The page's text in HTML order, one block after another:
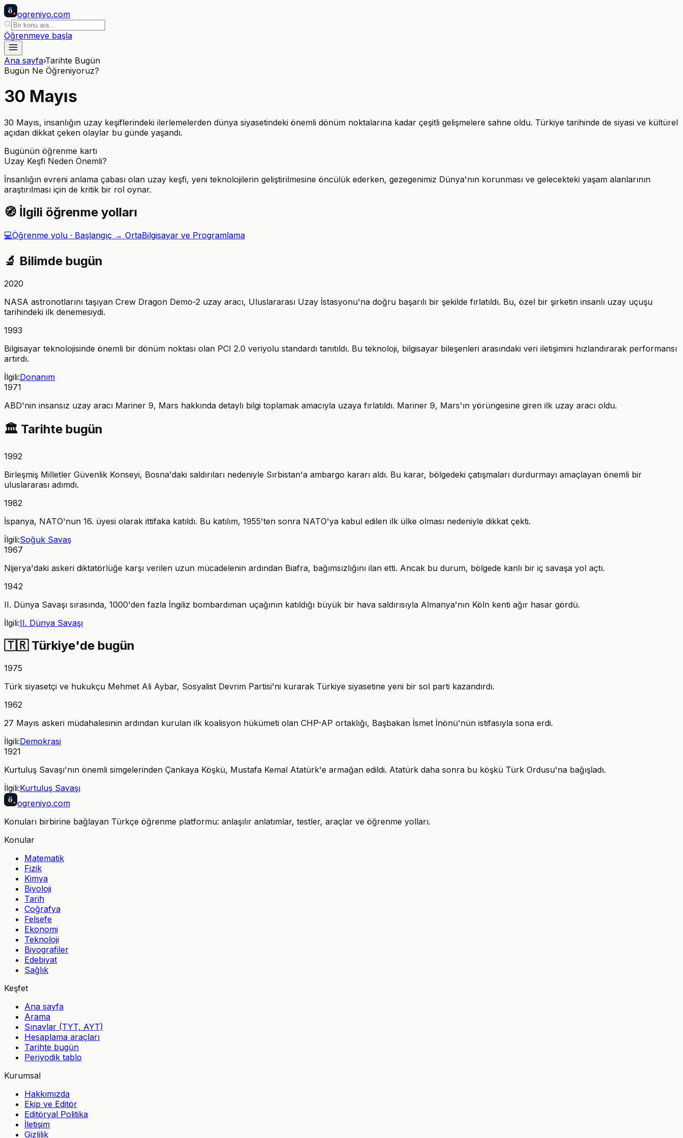
ö ogreniyo.com
Öğrenmeye başla
Ana sayfa›Tarihte Bugün
Bugün Ne Öğreniyoruz?
30 Mayıs
30 Mayıs, insanlığın uzay keşiflerindeki ilerlemelerden dünya siyasetindeki önemli dönüm noktalarına kadar çeşitli gelişmelere sahne oldu. Türkiye tarihinde de siyasi ve kültürel
açıdan dikkat çeken olaylar bu günde yaşandı.
Bugünün öğrenme kartı
Uzay Keşfi Neden Önemli?
İnsanlığın evreni anlama çabası olan uzay keşfi, yeni teknolojilerin geliştirilmesine öncülük ederken, gezegenimiz Dünya'nın korunması ve gelecekteki yaşam alanlarının
araştırılması için de kritik bir rol oynar.
🧭 İlgili öğrenme yolları
💻Öğrenme yolu · Başlangıç → OrtaBilgisayar ve Programlama
🔬 Bilimde bugün
2020
NASA astronotlarını taşıyan Crew Dragon Demo-2 uzay aracı, Uluslararası Uzay İstasyonu'na doğru başarılı bir şekilde fırlatıldı. Bu, özel bir şirketin insanlı uzay uçuşu
tarihindeki ilk denemesiydi.
1993
Bilgisayar teknolojisinde önemli bir dönüm noktası olan PCI 2.0 veriyolu standardı tanıtıldı. Bu teknoloji, bilgisayar bileşenleri arasındaki veri iletişimini hızlandırarak performansı
artırdı.
İlgili:Donanım
1971
ABD'nin insansız uzay aracı Mariner 9, Mars hakkında detaylı bilgi toplamak amacıyla uzaya fırlatıldı. Mariner 9, Mars'ın yörüngesine giren ilk uzay aracı oldu.
🏛️ Tarihte bugün
1992
Birleşmiş Milletler Güvenlik Konseyi, Bosna'daki saldırıları nedeniyle Sırbistan'a ambargo kararı aldı. Bu karar, bölgedeki çatışmaları durdurmayı amaçlayan önemli bir
uluslararası adımdı.
1982
İspanya, NATO'nun 16. üyesi olarak ittifaka katıldı. Bu katılım, 1955'ten sonra NATO'ya kabul edilen ilk ülke olması nedeniyle dikkat çekti.
İlgili:Soğuk Savaş
1967
Nijerya'daki askeri diktatörlüğe karşı verilen uzun mücadelenin ardından Biafra, bağımsızlığını ilan etti. Ancak bu durum, bölgede kanlı bir iç savaşa yol açtı.
1942
II. Dünya Savaşı sırasında, 1000'den fazla İngiliz bombardıman uçağının katıldığı büyük bir hava saldırısıyla Almanya'nın Köln kenti ağır hasar gördü.
İlgili:II. Dünya Savaşı
🇹🇷 Türkiye'de bugün
1975
Türk siyasetçi ve hukukçu Mehmet Ali Aybar, Sosyalist Devrim Partisi'ni kurarak Türkiye siyasetine yeni bir sol parti kazandırdı.
1962
27 Mayıs askeri müdahalesinin ardından kurulan ilk koalisyon hükümeti olan CHP-AP ortaklığı, Başbakan İsmet İnönü'nün istifasıyla sona erdi.
İlgili:Demokrasi
1921
Kurtuluş Savaşı'nın önemli simgelerinden Çankaya Köşkü, Mustafa Kemal Atatürk'e armağan edildi. Atatürk daha sonra bu köşkü Türk Ordusu'na bağışladı.
İlgili:Kurtuluş Savaşı
ö ogreniyo.com
Konuları birbirine bağlayan Türkçe öğrenme platformu: anlaşılır anlatımlar, testler, araçlar ve öğrenme yolları.
Konular
Matematik
Fizik
Kimya
Biyoloji
Tarih
Coğrafya
Felsefe
Ekonomi
Teknoloji
Biyografiler
Edebiyat
Sağlık
Keşfet
Ana sayfa
Arama
Sınavlar (TYT, AYT)
Hesaplama araçları
Tarihte bugün
Periyodik tablo
Kurumsal
Hakkımızda
Ekip ve Editör
Editöryal Politika
İletişim
Gizlilik